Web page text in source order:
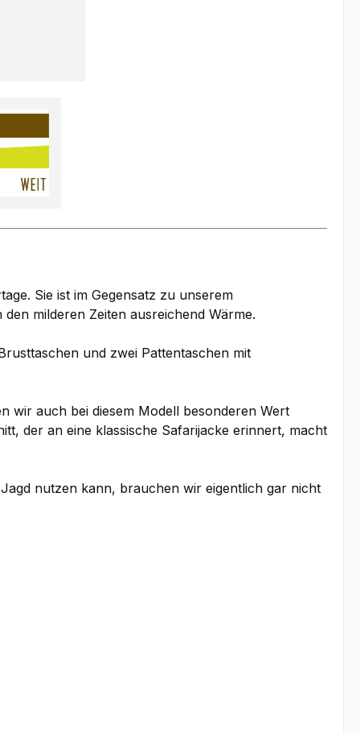
Sie ist im Gegensatz zu unserem
milderen Zeiten ausreichend Wärme.
und zwei Pattentaschen mit
wir auch bei diesem Modell besonderen Wert
der an eine klassische Safarijacke erinnert, macht
nutzen kann, brauchen wir eigentlich gar nicht